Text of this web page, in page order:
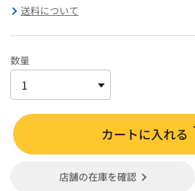
送料について
数量
カートに入れる
店舗の在庫を確認